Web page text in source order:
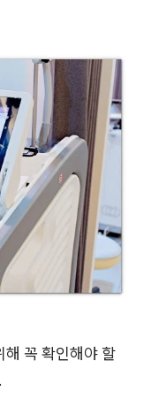
꼭 확인해야 할